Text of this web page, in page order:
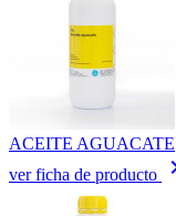
ACEITE AGUACATE
ver ficha de producto